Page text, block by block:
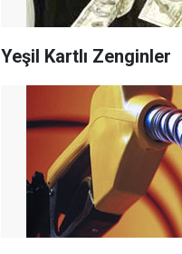
Yeşil Kartlı Zenginler